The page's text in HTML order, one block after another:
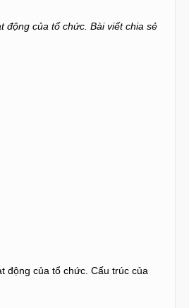
động của tổ chức. Bài viết chia sẻ
động của tổ chức. Cấu trúc của